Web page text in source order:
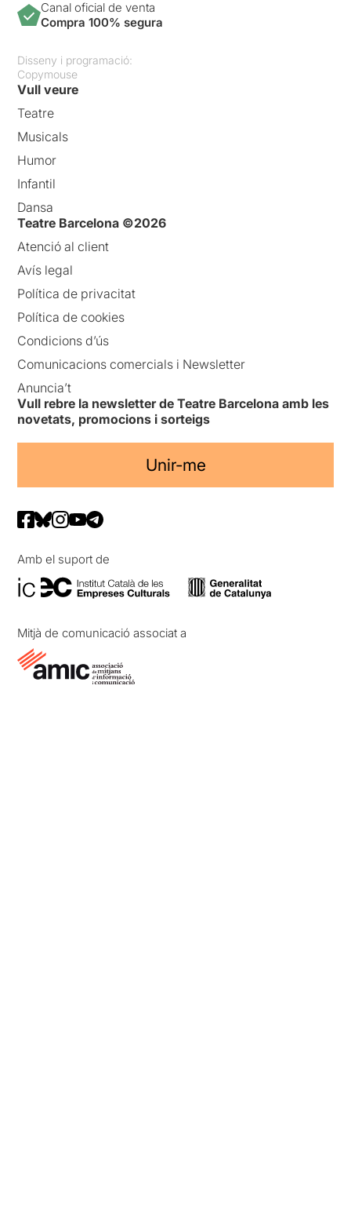
Canal oficial de venta
Compra 100% segura
Disseny i programació:
Copymouse
Vull veure
Teatre
Musicals
Humor
Infantil
Dansa
Teatre Barcelona ©2026
Atenció al client
Avís legal
Política de privacitat
Política de cookies
Condicions d’ús
Comunicacions comercials i Newsletter
Anuncia’t
Vull rebre la newsletter de Teatre Barcelona amb les
novetats, promocions i sorteigs
Unir-me
Amb el suport de
Mitjà de comunicació associat a